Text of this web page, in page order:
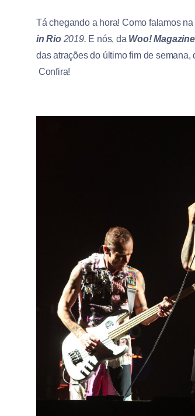
Tá chegando a hora! Como falamos na
in Rio2019. E nós, da Woo! Magazine
das atrações do último fim de
Confira!